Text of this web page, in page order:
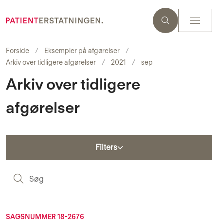
Forside
Eksempler på afgørelser
Arkiv over tidligere afgørelser
2021 sep
Arkiv over tidligere
afgørelser
Filters
SAGSNUMMER 18-2676